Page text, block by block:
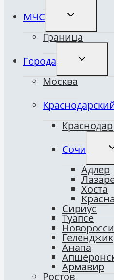
МЧС
ДОЧЕРНЕЕ
Граница
Города
Москва
Краснодар
Сочи
Адлер
Хоста
Сириус
Туапсе
Геленджик
Анапа
Армавир
Ростов